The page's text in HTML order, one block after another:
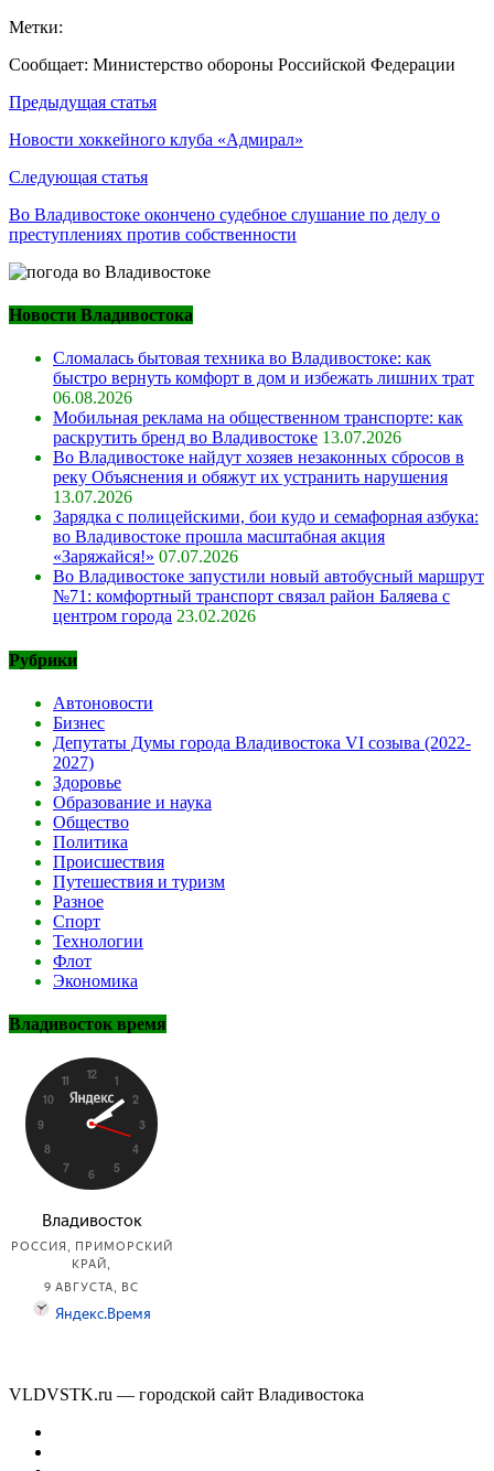
Метки:
Сообщает: Министерство обороны Российской Федерации
Навигация
по
записям
Предыдущая статья
Новости хоккейного клуба «Адмирал»
Следующая статья
Во Владивостоке окончено судебное слушание по делу о
преступлениях против собственности
Новости Владивостока
Сломалась бытовая техника во Владивостоке: как
быстро вернуть комфорт в дом и избежать лишних трат
06.08.2026
Мобильная реклама на общественном транспорте: как
раскрутить бренд во Владивостоке 13.07.2026
Во Владивостоке найдут хозяев незаконных сбросов в
реку Объяснения и обяжут их устранить нарушения
13.07.2026
Зарядка с полицейскими, бои кудо и семафорная азбука:
во Владивостоке прошла масштабная акция
«Заряжайся!» 07.07.2026
Во Владивостоке запустили новый автобусный маршрут
№71: комфортный транспорт связал район Баляева с
центром города 23.02.2026
Рубрики
Автоновости
Бизнес
Депутаты Думы города Владивостока VI созыва (2022-
2027)
Здоровье
Образование и наука
Общество
Политика
Происшествия
Путешествия и туризм
Разное
Спорт
Технологии
Флот
Экономика
Владивосток время
VLDVSTK.ru — городской сайт Владивостока